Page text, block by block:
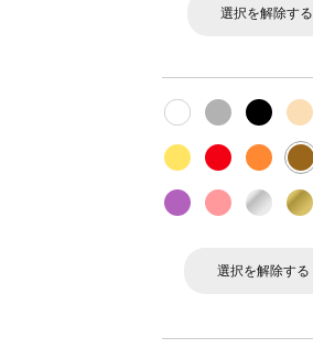
選択を解除する
選択を解除する